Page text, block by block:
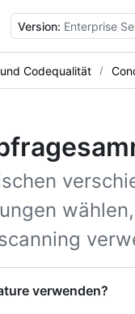
Version: Enterprise
Codequalität
verwenden?